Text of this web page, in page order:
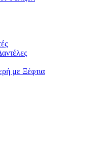
με Ξέφτια